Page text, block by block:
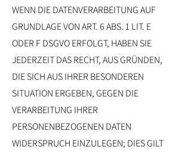
WENN DIE DATENVERARBEITUNG AUF
GRUNDLAGE VON ART. 6 ABS. 1 LIT. E
ODER F DSGVO ERFOLGT, HABEN SIE
JEDERZEIT DAS RECHT, AUS GRÜNDEN,
DIE SICH AUS IHRER BESONDEREN
SITUATION ERGEBEN, GEGEN DIE
VERARBEITUNG IHRER
PERSONENBEZOGENEN DATEN
WIDERSPRUCH EINZULEGEN; DIES GILT